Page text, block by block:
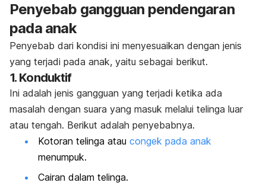
Penyebab gangguan pendengaran
pada anak
Penyebab dari kondisi ini menyesuaikan dengan jenis
yang terjadi pada anak, yaitu sebagai berikut.
1. Konduktif
Ini adalah jenis gangguan yang terjadi ketika ada
masalah dengan suara yang masuk melalui telinga luar
atau tengah. Berikut adalah penyebabnya.
Kotoran telinga atau congek pada anak
menumpuk.
Cairan dalam telinga.